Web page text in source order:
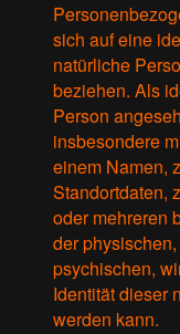
sich auf eine
natürliche
beziehen. Als
Person
insbesondere
einem Namen,
Standortdaten,
oder mehreren
der
psychischen,
Identität dieser
werden kann.